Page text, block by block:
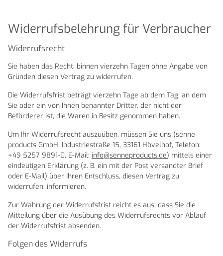
Widerrufsbelehrung für Verbraucher
Widerrufsrecht
Sie haben das Recht, binnen vierzehn Tagen ohne Angabe von
Gründen diesen Vertrag zu widerrufen.
Die Widerrufsfrist beträgt vierzehn Tage ab dem Tag, an dem
Sie oder ein von Ihnen benannter Dritter, der nicht der
Beförderer ist, die Waren in Besitz genommen haben.
Um Ihr Widerrufsrecht auszuüben, müssen Sie uns (senne
products GmbH, Industriestraße 15, 33161 Hövelhof, Telefon:
+49 5257 9891-0, E-Mail: info@senneproducts.de) mittels einer
eindeutigen Erklärung (z. B. ein mit der Post versandter Brief
oder E-Mail) über Ihren Entschluss, diesen Vertrag zu
widerrufen, informieren.
Zur Wahrung der Widerrufsfrist reicht es aus, dass Sie die
Mitteilung über die Ausübung des Widerrufsrechts vor Ablauf
der Widerrufsfrist absenden.
Folgen des Widerrufs